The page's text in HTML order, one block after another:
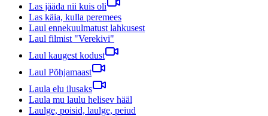
Las jääda nii kuis oli
Las käia, kulla peremees
Laul ennekuulmatust lahkusest
Laul filmist "Verekivi"
Laul kaugest kodust
Laul Põhjamaast
Laula elu ilusaks
Laula mu laulu helisev hääl
Laulge, poisid, laulge, peiud